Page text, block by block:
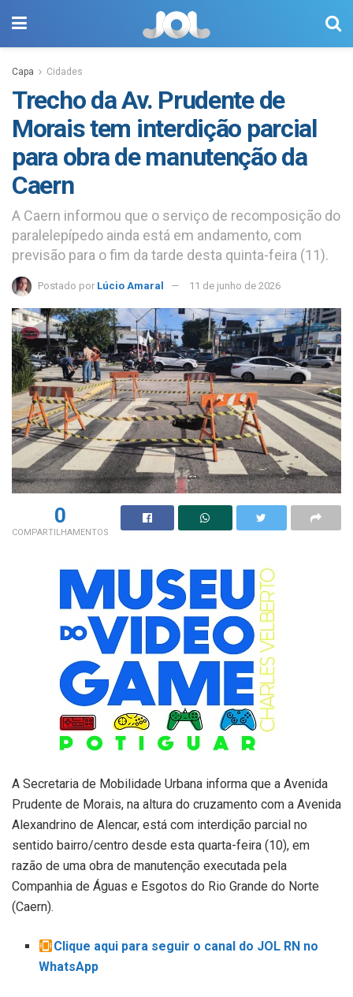
Capa Cidades
Trecho da Av. Prudente de
Morais tem interdição parcial
para obra de manutenção da
Caern
A Caern informou que o serviço de recomposição do
paralelepípedo ainda está em andamento, com
previsão para o fim da tarde desta quinta-feira (11).
Postado por Lúcio Amaral 11 de junho de 2026
0
COMPARTILHAMENTOS
A Secretaria de Mobilidade Urbana informa que a Avenida
Prudente de Morais, na altura do cruzamento com a Avenida
Alexandrino de Alencar, está com interdição parcial no
sentido bairro/centro desde esta quarta-feira (10), em
razão de uma obra de manutenção executada pela
Companhia de Águas e Esgotos do Rio Grande do Norte
(Caern).
Clique aqui para seguir o canal do JOL RN no
WhatsApp